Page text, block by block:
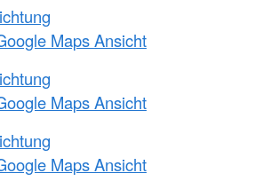
Maps Ansicht
Maps Ansicht
Maps Ansicht